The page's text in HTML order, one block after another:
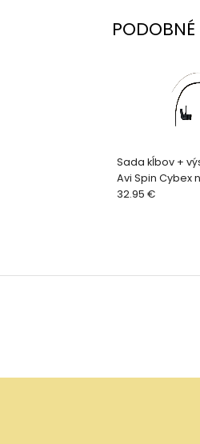
Sada kĺbov +
Avi Spin Cybex
kočíky
32.95 €